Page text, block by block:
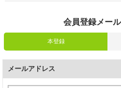
会員登録メー
本登録
メールアドレス